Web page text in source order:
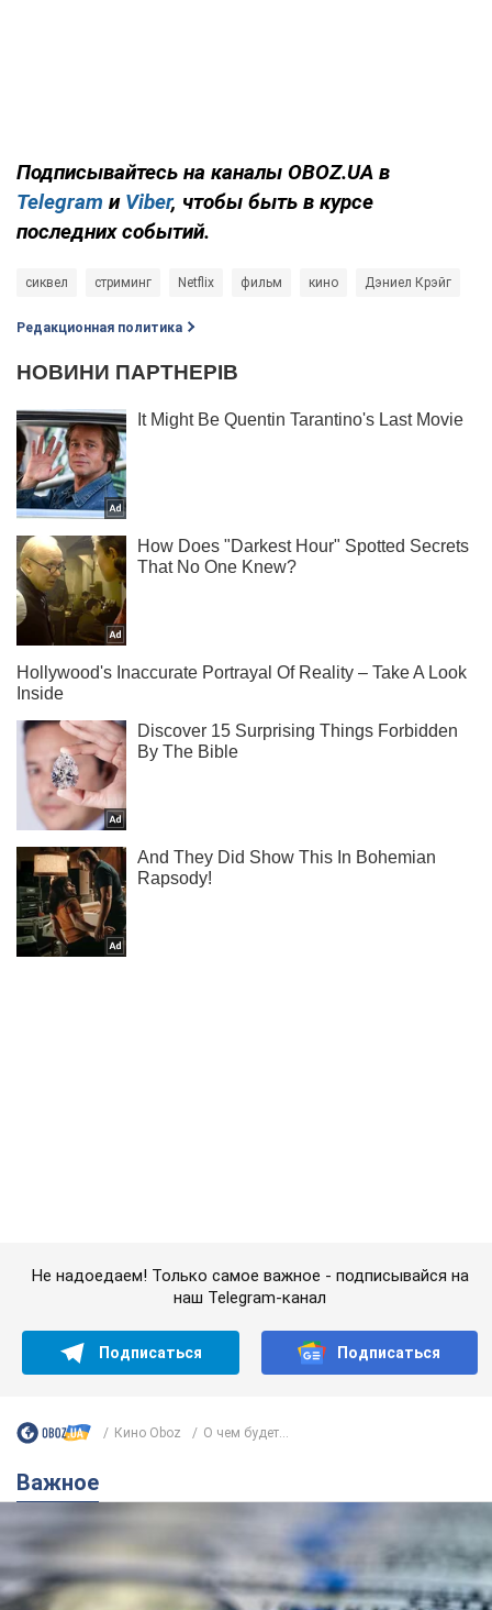
Подписывайтесь на каналы OBOZ.UA в
Telegram и Viber, чтобы быть в курсе
последних событий.
сиквел стриминг Netflix фильм кино Дэниел Крэйг
Редакционная политика
Банки "готовятся" к новому курсу доллара:
украинцам рассказали, чего ожидать в
ближайшие дни
Каким будет курс валюты в обменниках
6.08.2026 22:58